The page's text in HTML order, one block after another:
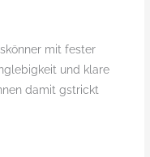
mit fester
und klare
damit gstrickt